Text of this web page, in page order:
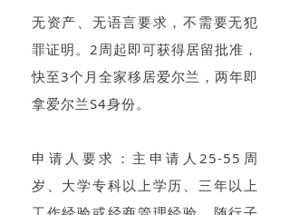
无资产、无语言要求，不需要无犯
罪证明。2周起即可获得居留批准，
快至3个月全家移居爱尔兰，两年即
拿爱尔兰S4身份。
申请人要求：主申请人25-55周
岁、大学专科以上学历、三年以上